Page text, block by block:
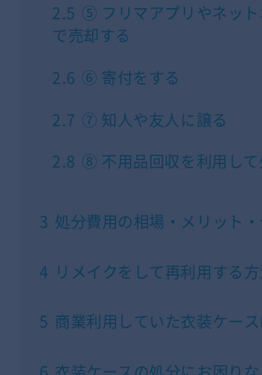
2.5 ⑤ フリマアプリやネット
で売却する
2.6 ⑥ 寄付をする
2.7 ⑦ 知人や友人に譲る
2.8 ⑧ 不用品回収を利用して
3 処分費用の相場・メリット
4 リメイクをして再利用する
5 商業利用していた衣装ケー